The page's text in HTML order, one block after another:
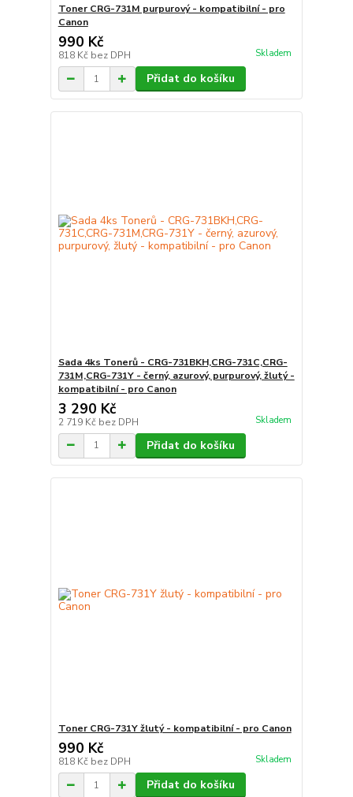
Toner CRG-731M purpurový - kompatibilní - pro
Canon
990 Kč
818 Kč bez DPH Skladem
Přidat do košíku
Sada 4ks Tonerů - CRG-731BKH,CRG-731C,CRG-
731M,CRG-731Y - černý, azurový, purpurový, žlutý -
kompatibilní - pro Canon
3 290 Kč
2 719 Kč bez DPH Skladem
Přidat do košíku
Toner CRG-731Y žlutý - kompatibilní - pro Canon
990 Kč
818 Kč bez DPH Skladem
Přidat do košíku